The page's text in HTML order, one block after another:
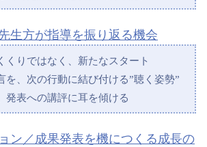
生方が指導を振り返る機会
くりではなく、新たなスタート
を、次の行動に結び付ける”聴く姿勢”
発表への講評に耳を傾ける
ン／成果発表を機につくる成長の